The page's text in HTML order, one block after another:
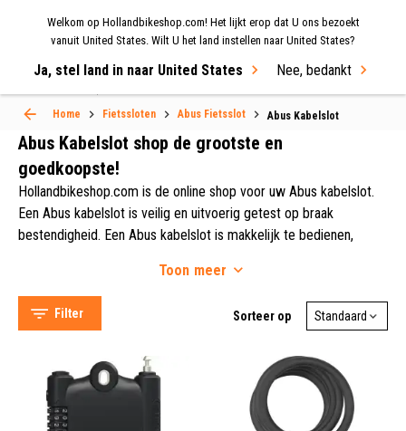
Welkom op Hollandbikeshop.com! Het lijkt erop dat U ons bezoekt
vanuit United States. Wilt U het land instellen naar United States?
Ja, stel land in naar United States Nee, bedankt
Home Fietssloten Abus Fietsslot Abus Kabelslot
Abus (42)
Kabel Zonder Slot (4)
Abus Kabelslot shop de grootste en
goedkoopste!
Hollandbikeshop.com is de online shop voor uw Abus kabelslot.
Een Abus kabelslot is veilig en uitvoerig getest op braak
bestendigheid. Een Abus kabelslot is makkelijk te bedienen,
kabelsloten zijn van hoge kwaliteit en hebben een uitstekende
prijs kwaliteit verhouding. Een Abus kabelslot past op iedere fiets
en is nagenoeg niet te kraken. Het grote voordeel van een Abus
goedkoop is. Met de Abus kabelsloten kunt u uw fiets optimaal
beveiligen door het kabelslot bijvoorbeeld aan een paal of hek te
bevestigen. Dus voor het grootste en goedkoopste assortiment
Toon meer
Filter Sorteer op